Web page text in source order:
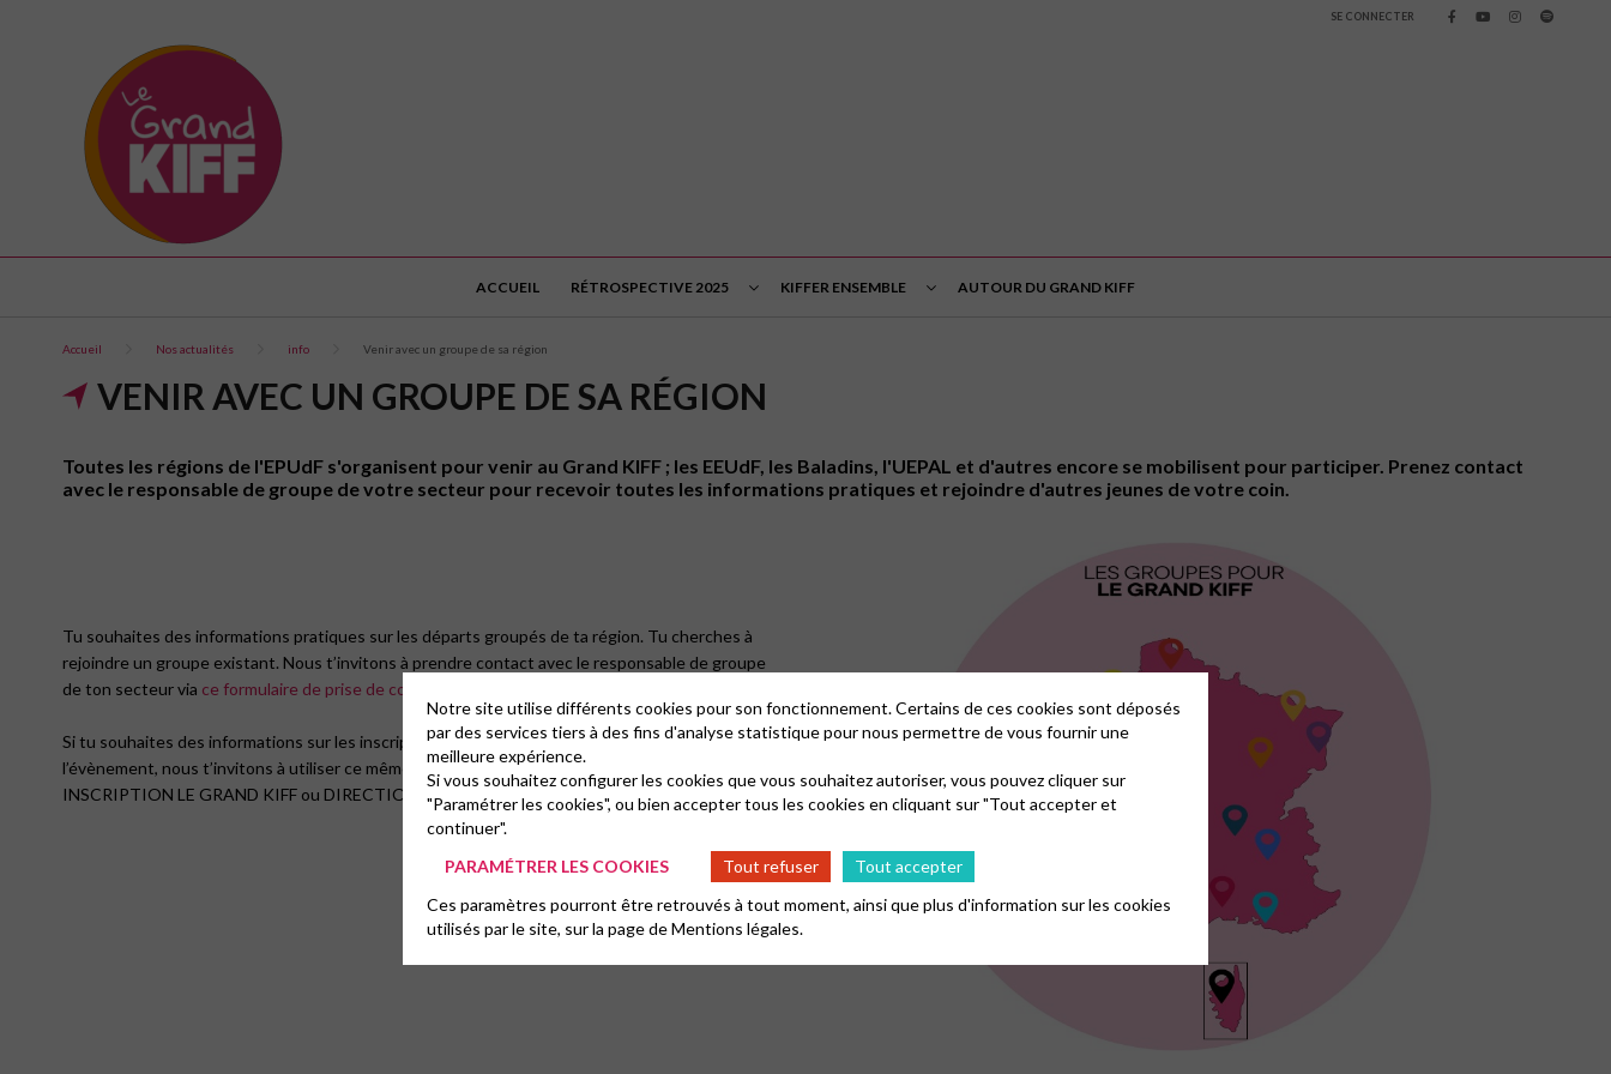
SE CONNECTER
ACCUEIL RÉTROSPECTIVE 2025 KIFFER ENSEMBLE AUTOUR DU GRAND KIFF
Accueil Nos actualités info Venir avec un groupe de sa région
VENIR AVEC UN GROUPE DE SA RÉGION
Toutes les régions de l'EPUdF s'organisent pour venir au Grand KIFF ; les EEUdF, les Baladins, l'UEPAL et d'autres encore se mobilisent pour participer. Prenez contact
avec le responsable de groupe de votre secteur pour recevoir toutes les informations pratiques et rejoindre d'autres jeunes de votre coin.
Tu souhaites des informations pratiques sur les départs groupés de ta région. Tu cherches à
rejoindre un groupe existant. Nous t’invitons à prendre contact avec le responsable de groupe
de ton secteur via ce formulaire de prise de contact
Si tu souhaites des informations sur les inscriptions ou sur l’organisation générale de
l’évènement, nous t’invitons à utiliser ce même formulaire et choisir en destinataire
INSCRIPTION LE GRAND KIFF ou DIRECTION LE GRAND KIFF.
Notre site utilise différents cookies pour son fonctionnement. Certains de ces cookies sont déposés
par des services tiers à des fins d'analyse statistique pour nous permettre de vous fournir une
meilleure expérience.
Si vous souhaitez configurer les cookies que vous souhaitez autoriser, vous pouvez cliquer sur
"Paramétrer les cookies", ou bien accepter tous les cookies en cliquant sur "Tout accepter et
continuer".
PARAMÉTRER LES COOKIES
Tout refuser
Tout accepter
Ces paramètres pourront être retrouvés à tout moment, ainsi que plus d'information sur les cookies
utilisés par le site, sur la page deMentions légales.